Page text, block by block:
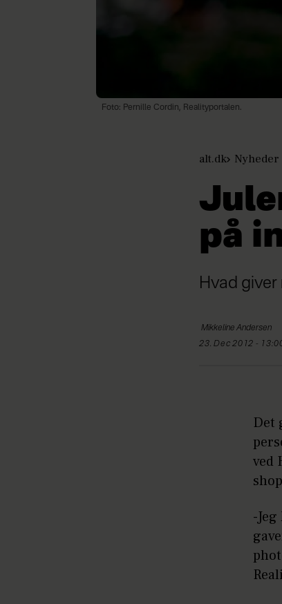
Foto: Pernille Cordin, Realityportalen.
alt.dk Nyheder
på
Hvad giver
Mikkeline Andersen
23. Dec 2012 -
Det
ved
-